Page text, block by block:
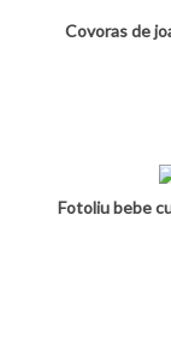
Covoras de
Fotoliu bebe